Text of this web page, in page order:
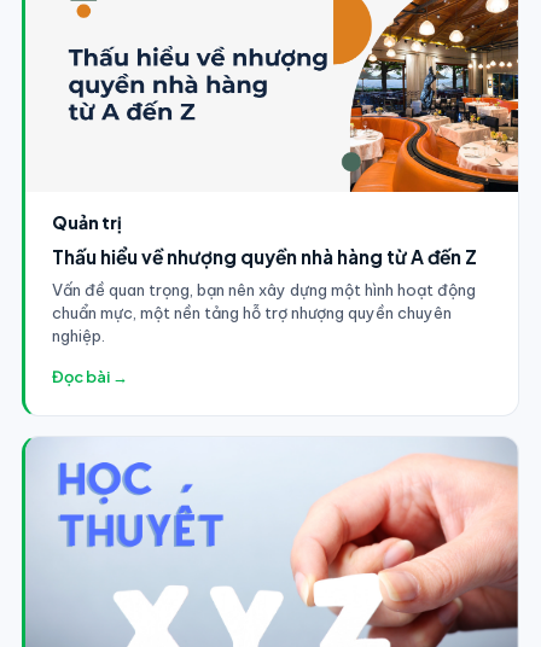
Quản trị
Thấu hiểu về nhượng quyền nhà hàng từ A đến Z
Vấn đề quan trọng, bạn nên xây dựng một hình hoạt động
chuẩn mực, một nền tảng hỗ trợ nhượng quyền chuyên
nghiệp.
Đọc bài →